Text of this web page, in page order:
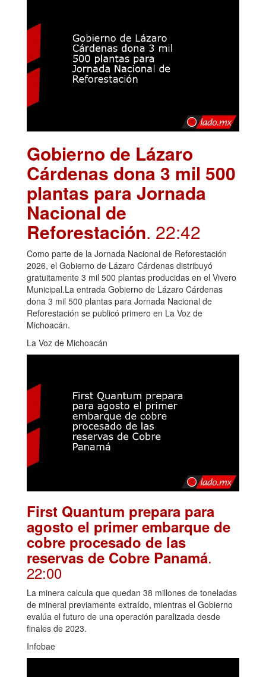
Gobierno de Lázaro
Cárdenas dona 3 mil 500
plantas para Jornada
Nacional de
Reforestación. 22:42
Como parte de la Jornada Nacional de Reforestación
2026, el Gobierno de Lázaro Cárdenas distribuyó
gratuitamente 3 mil 500 plantas producidas en el Vivero
Municipal.La entrada Gobierno de Lázaro Cárdenas
dona 3 mil 500 plantas para Jornada Nacional de
Reforestación se publicó primero en La Voz de
Michoacán.
La Voz de Michoacán
First Quantum prepara para
agosto el primer embarque de
cobre procesado de las
reservas de Cobre Panamá.
22:00
La minera calcula que quedan 38 millones de toneladas
de mineral previamente extraído, mientras el Gobierno
evalúa el futuro de una operación paralizada desde
finales de 2023.
Infobae